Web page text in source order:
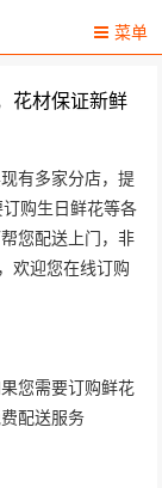
菜单
花材保证新鲜
有多家分店，提
购生日鲜花等各
您配送上门，非
欢迎您在线订购
您需要订购鲜花
配送服务